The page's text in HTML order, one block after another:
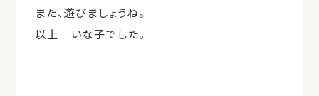
また、遊びましょうね。
以上 いな子でした。